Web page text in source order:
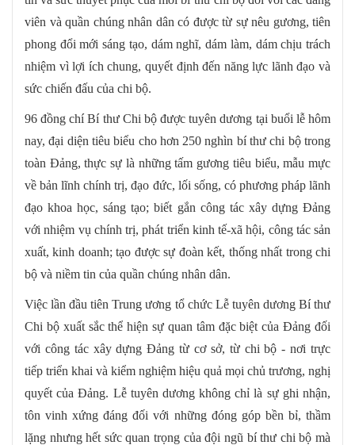
viên và quần chúng nhân dân có được từ sự nêu gương, tiên
phong đổi mới sáng tạo, dám nghĩ, dám làm, dám chịu trách
nhiệm vì lợi ích chung, quyết định đến năng lực lãnh đạo và
sức chiến đấu của chi bộ.
96 đồng chí Bí thư Chi bộ được tuyên dương tại buổi lễ hôm
nay, đại diện tiêu biểu cho hơn 250 nghìn bí thư chi bộ trong
toàn Đảng, thực sự là những tấm gương tiêu biểu, mẫu mực
về bản lĩnh chính trị, đạo đức, lối sống, có phương pháp lãnh
đạo khoa học, sáng tạo; biết gắn công tác xây dựng Đảng
với nhiệm vụ chính trị, phát triển kinh tế-xã hội, công tác sản
xuất, kinh doanh; tạo được sự đoàn kết, thống nhất trong chi
bộ và niềm tin của quần chúng nhân dân.
Việc lần đầu tiên Trung ương tổ chức Lễ tuyên dương Bí thư
Chi bộ xuất sắc thể hiện sự quan tâm đặc biệt của Đảng đối
với công tác xây dựng Đảng từ cơ sở, từ chi bộ - nơi trực
tiếp triển khai và kiểm nghiệm hiệu quả mọi chủ trương, nghị
quyết của Đảng. Lễ tuyên dương không chỉ là sự ghi nhận,
tôn vinh xứng đáng đối với những đóng góp bền bỉ, thầm
lặng nhưng hết sức quan trọng của đội ngũ bí thư chi bộ mà